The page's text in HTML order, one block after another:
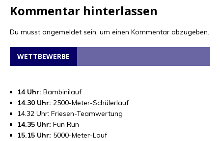
Kommentar hinterlassen
Du musst angemeldet sein, um einen Kommentar abzugeben.
WETTBEWERBE
14 Uhr: Bambinilauf
14.30 Uhr: 2500-Meter-Schülerlauf
14.32 Uhr: Friesen-Teamwertung
14.35 Uhr: Fun Run
15.15 Uhr: 5000-Meter-Lauf